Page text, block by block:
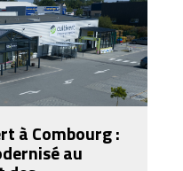
à Combourg :
au